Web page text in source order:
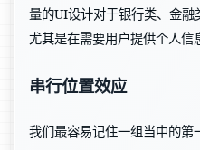
量的UI设计对于银行类、金融
尤其是在需要用户提供个人信
串行位置效应
我们最容易记住一组当中的第